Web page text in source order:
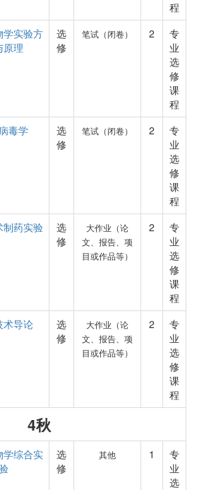
程
学实验方
原理
选
修
笔试（闭卷） 2
专
业
选
修
课
程
毒学
选
修
笔试（闭卷） 2
专
业
选
修
课
程
制药实验
选
修
大作业（论
文、报告、项
目或作品等）
2
专
业
选
修
课
程
术导论
选
修
大作业（论
文、报告、项
目或作品等）
2
专
业
选
修
课
程
4秋
学综合实
选
修
其他 1
专
业
选